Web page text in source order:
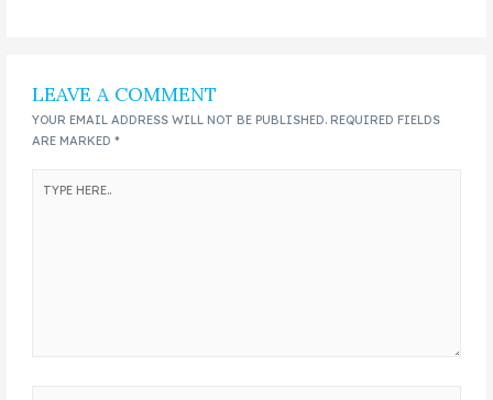
LEAVE A COMMENT
YOUR EMAIL ADDRESS WILL NOT BE PUBLISHED. REQUIRED FIELDS
ARE MARKED*